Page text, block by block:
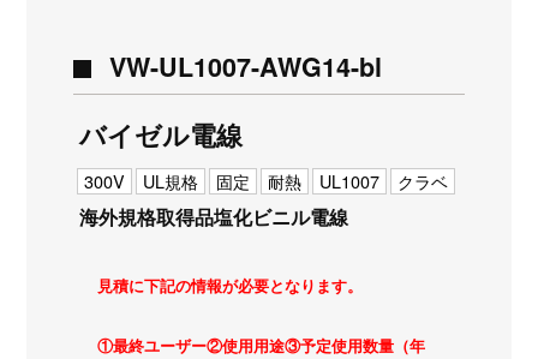
VW-UL1007-AWG14-bl
バイゼル電線
300V UL規格 固定 耐熱 UL1007 クラベ
海外規格取得品塩化ビニル電線
見積に下記の情報が必要となります。
①最終ユーザー②使用用途③予定使用数量（年